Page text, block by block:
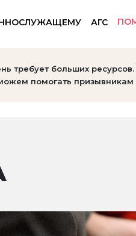
АГС
требует больших
помогать